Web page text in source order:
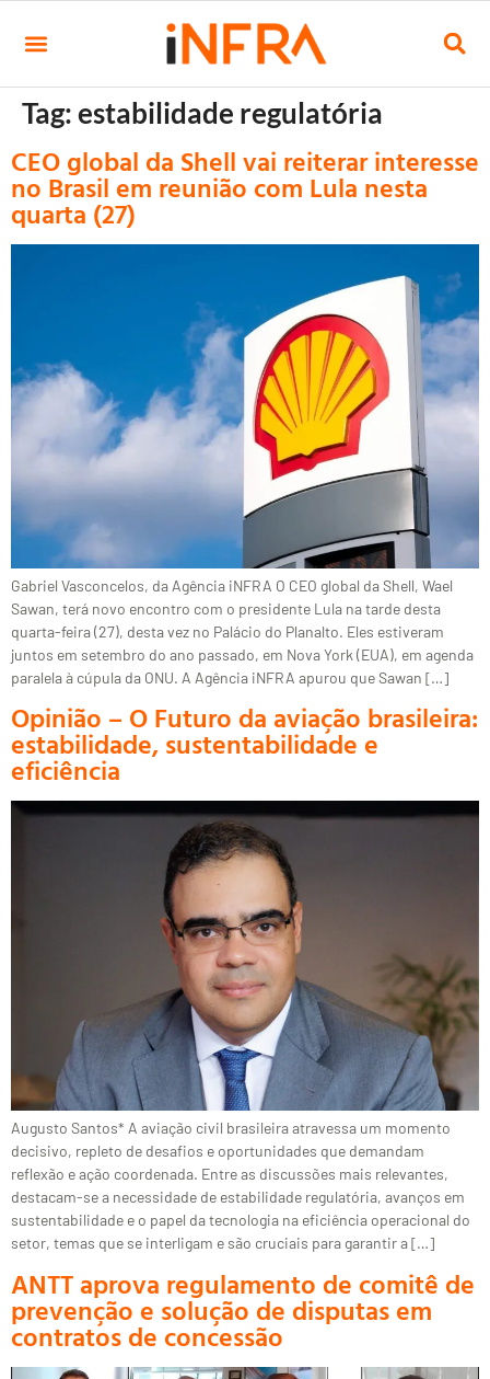
Tag:estabilidade regulatória
CEO global da Shell vai reiterar interesse
no Brasil em reunião com Lula nesta
quarta (27)
Gabriel Vasconcelos, da Agência iNFRA O CEO global da Shell, Wael
Sawan, terá novo encontro com o presidente Lula na tarde desta
quarta-feira (27), desta vez no Palácio do Planalto. Eles estiveram
juntos em setembro do ano passado, em Nova York (EUA), em agenda
paralela à cúpula da ONU. A Agência iNFRA apurou que Sawan […]
Opinião – O Futuro da aviação brasileira:
estabilidade, sustentabilidade e
eficiência
Augusto Santos* A aviação civil brasileira atravessa um momento
decisivo, repleto de desafios e oportunidades que demandam
reflexão e ação coordenada. Entre as discussões mais relevantes,
destacam-se a necessidade de estabilidade regulatória, avanços em
sustentabilidade e o papel da tecnologia na eficiência operacional do
setor, temas que se interligam e são cruciais para garantir a […]
ANTT aprova regulamento de comitê de
prevenção e solução de disputas em
contratos de concessão